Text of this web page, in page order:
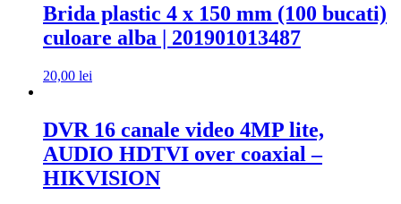
Brida plastic 4 x 150 mm (100 bucati)
culoare alba | 201901013487
20,00 lei
DVR 16 canale video 4MP lite,
AUDIO HDTVI over coaxial –
HIKVISION